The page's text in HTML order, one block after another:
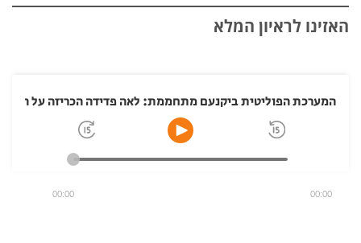
האזינו לראיון המלא
המערכת הפוליטית ביקנעם מתחממת: לאה פדידה הכריזה על
00:00
00:00